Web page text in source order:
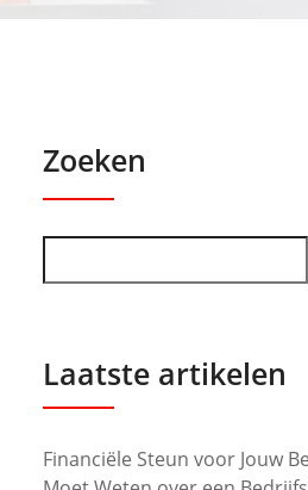
Zoeken
Laatste artikelen
Financiële Steun voor Jouw